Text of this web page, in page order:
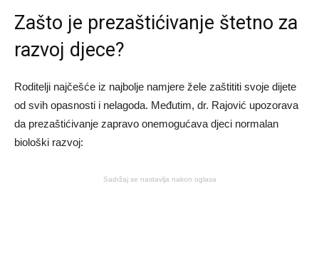
Zašto je prezaštićivanje štetno za
razvoj djece?
Roditelji najčešće iz najbolje namjere žele zaštititi svoje dijete
od svih opasnosti i nelagoda. Međutim, dr. Rajović upozorava
da prezaštićivanje zapravo onemogućava djeci normalan
biološki razvoj:
Sadržaj se nastavlja nakon oglasa